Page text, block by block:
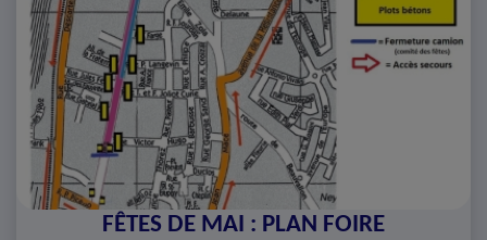
FÊTES DE MAI : PLAN FOIRE